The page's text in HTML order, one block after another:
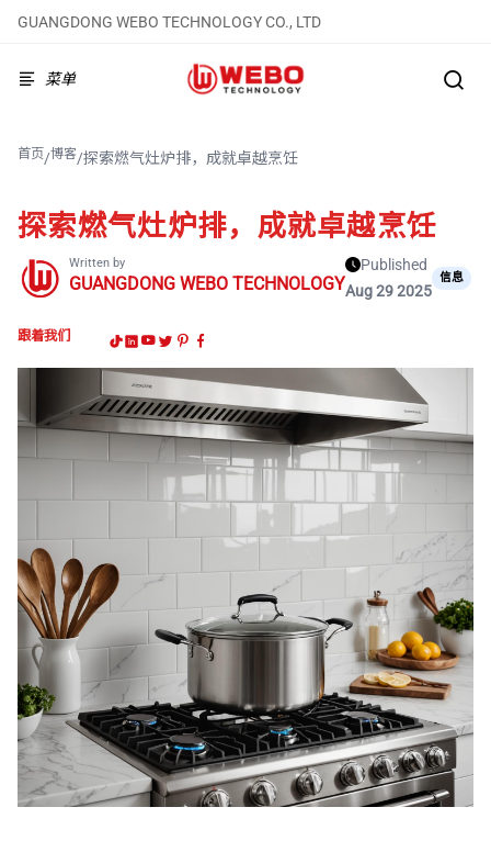
GUANGDONG WEBO TECHNOLOGY CO., LTD
菜单
首页/博客/探索燃气灶炉排，成就卓越烹饪
探索燃气灶炉排，成就卓越烹饪
Written by
GUANGDONG WEBO TECHNOLOGY
Published
Aug 29 2025
信息
跟着我们